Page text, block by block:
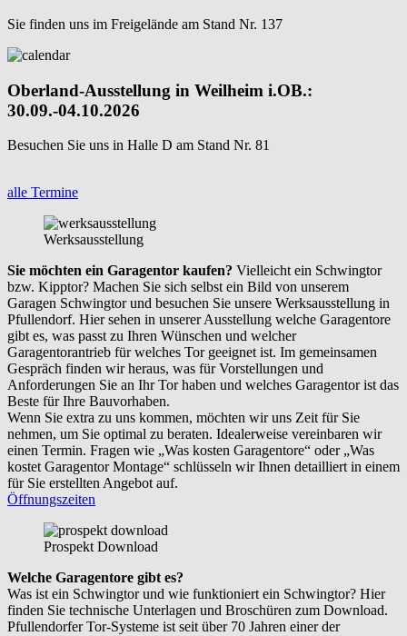
Sie finden uns im Freigelände am Stand Nr. 137
Oberland-Ausstellung in Weilheim i.OB.:
30.09.-04.10.2026
Besuchen Sie uns in Halle D am Stand Nr. 81
alle Termine
Werksausstellung
Sie möchten ein Garagentor kaufen? Vielleicht ein Schwingtor
bzw. Kipptor? Machen Sie sich selbst ein Bild von unserem
Garagen Schwingtor und besuchen Sie unsere Werksausstellung in
Pfullendorf. Hier sehen in unserer Ausstellung welche Garagentore
gibt es, was passt zu Ihren Wünschen und welcher
Garagentorantrieb für welches Tor geeignet ist. Im gemeinsamen
Gespräch finden wir heraus, was für Vorstellungen und
Anforderungen Sie an Ihr Tor haben und welches Garagentor ist das
Beste für Ihre Bauvorhaben.
Wenn Sie extra zu uns kommen, möchten wir uns Zeit für Sie
nehmen, um Sie optimal zu beraten. Idealerweise vereinbaren wir
einen Termin. Fragen wie „Was kosten Garagentore“ oder „Was
kostet Garagentor Montage“ schlüsseln wir Ihnen detailliert in einem
für Sie erstellten Angebot auf.
Öffnungszeiten
Prospekt Download
Welche Garagentore gibt es?
Was ist ein Schwingtor und wie funktioniert ein Schwingtor? Hier
finden Sie technische Unterlagen und Broschüren zum Download.
Pfullendorfer Tor-Systeme ist seit über 70 Jahren einer der